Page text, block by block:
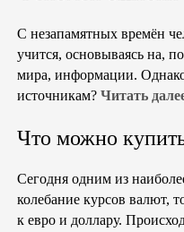
С незапамятных времён
учится, основываясь на,
мира, информации.
источникам? Читать
Что можно
Сегодня одним из
колебание курсов валют,
к евро и доллару.